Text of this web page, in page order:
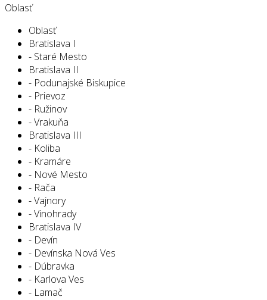
Oblasť
Oblasť
Bratislava I
- Staré Mesto
Bratislava II
- Podunajské Biskupice
- Prievoz
- Ružinov
- Vrakuňa
Bratislava III
- Koliba
- Kramáre
- Nové Mesto
- Rača
- Vajnory
- Vinohrady
Bratislava IV
- Devín
- Devínska Nová Ves
- Dúbravka
- Karlova Ves
- Lamač